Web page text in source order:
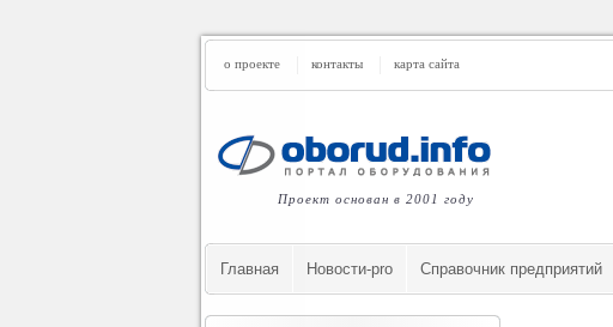
о проекте контакты карта сайта
Проект основан в 2001 году
Главная Новости-pro Cправочник предприятий